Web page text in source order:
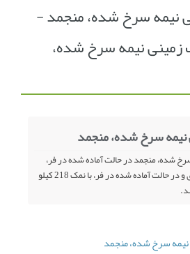
و اوما انتخاب نام کودک
اپلیکیشن بارداری و کودک اوما
نیمه سرخ شده، منجمد -
نیمه سرخ شده،
سرخ شده، منجمد
شده، منجمد در حالت آماده شده در فر،
بدون نمک 218 کیلو کالری و در حالت آماده شده در فر، با نمک 218 کیلو
سرخ شده، منجمد